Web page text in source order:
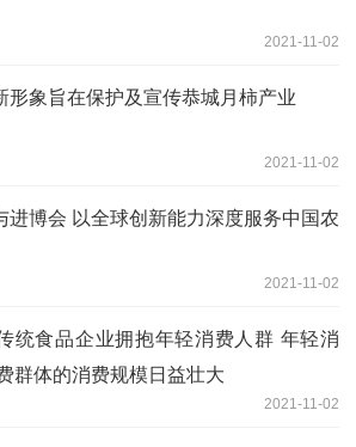
2021-11-02
形象旨在保护及宣传恭城月柿产业
2021-11-02
进博会 以全球创新能力深度服务中国农
2021-11-02
统食品企业拥抱年轻消费人群 年轻消
群体的消费规模日益壮大
2021-11-02